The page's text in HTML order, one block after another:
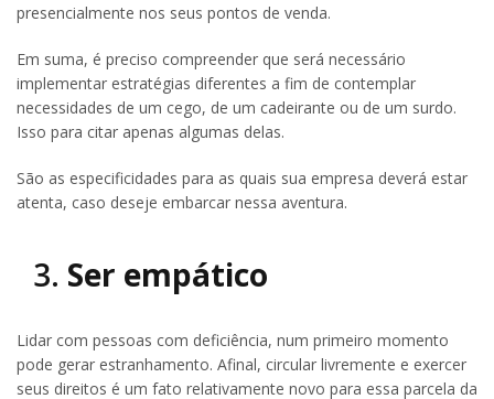
presencialmente nos seus pontos de venda.
Em suma, é preciso compreender que será necessário
implementar estratégias diferentes a fim de contemplar
necessidades de um cego, de um cadeirante ou de um surdo.
Isso para citar apenas algumas delas.
São as especificidades para as quais sua empresa deverá estar
atenta, caso deseje embarcar nessa aventura.
3. Ser empático
Lidar com pessoas com deficiência, num primeiro momento
pode gerar estranhamento. Afinal, circular livremente e exercer
seus direitos é um fato relativamente novo para essa parcela da